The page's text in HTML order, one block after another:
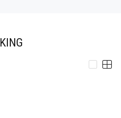
KING